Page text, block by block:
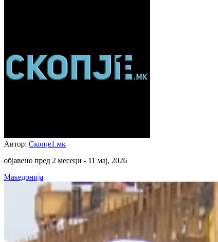
Автор: Скопје1.мк
објавено пред 2 месеци - 11 мај, 2026
Македонија